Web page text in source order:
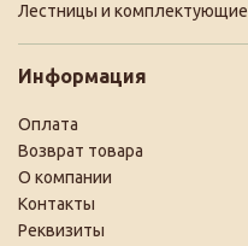
Лестницы и комплектующие
Информация
Оплата
Возврат товара
О компании
Контакты
Реквизиты